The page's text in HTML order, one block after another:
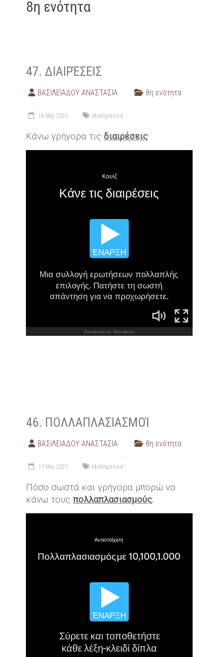
8η ενότητα
47. ΔΙΑΙΡΈΣΕΙΣ
ΒΑΣΙΛΕΙΑΔΟΥ ΑΝΑΣΤΑΣΙΑ 8η ενότητα
16 May 2025 Μαθηματικά
Κάνω γρήγορα τις διαιρέσεις:
46. ΠΟΛΛΑΠΛΑΣΙΑΣΜΟΊ
ΒΑΣΙΛΕΙΑΔΟΥ ΑΝΑΣΤΑΣΙΑ 8η ενότητα
15 May 2025 Μαθηματικά
Πόσο σωστά και γρήγορα μπορώ να
κάνω τουςπολλαπλασιασμούς;